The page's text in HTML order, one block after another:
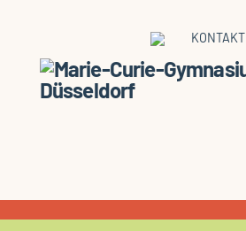
KONTAKT